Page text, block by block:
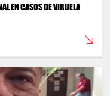
EN CASOS DE VIRUELA